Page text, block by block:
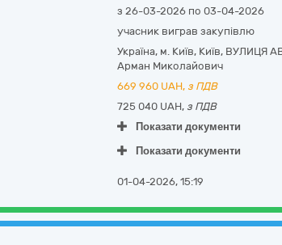
з 26-03-2026 по 03-04-2026
учасник виграв закупівлю
Україна, м. Київ, Київ, ВУЛИЦЯ
Арман Миколайович
669 960 UAH, з ПДВ
725 040 UAH, з ПДВ
Показати документи
Показати документи
01-04-2026, 15:19